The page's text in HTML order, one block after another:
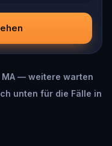
MA — weitere warten
unten für die Fälle in